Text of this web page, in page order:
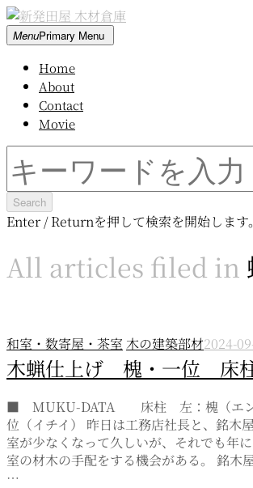
Skip
to
新
倉
庫
MenuPrimary Menu
Home
About
Contact
Movie
for:
Enter / Returnを押して検索を開始します。
All articles filed in
和室・数寄屋・茶室 木の建築部材2024-
木蝋仕上げ 槐・一位 床
■ MUKU-DATA 床柱 左：槐（エン
位（イチイ） 昨日は工務店社長と、銘木
室が少なくなって久しいが、それでも年
室の材木の手配をする機会がある。 銘木
…